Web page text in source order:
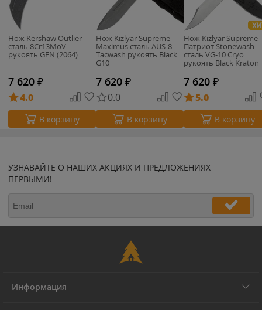
Нож Kershaw Outlier
сталь 8Cr13MoV
рукоять GFN (2064)
7 620 ₽
4.0
В корзину
Нож Kizlyar Supreme
Maximus сталь AUS-8
Tacwash рукоять Black
G10
7 620 ₽
0.0
В корзину
Нож Kizlyar Supreme
Патриот Stonewash
сталь VG-10 Cryo
рукоять Black Kraton
7 620 ₽
5.0
В корзину
УЗНАВАЙТЕ О НАШИХ АКЦИЯХ И ПРЕДЛОЖЕНИЯХ
ПЕРВЫМИ!
Информация